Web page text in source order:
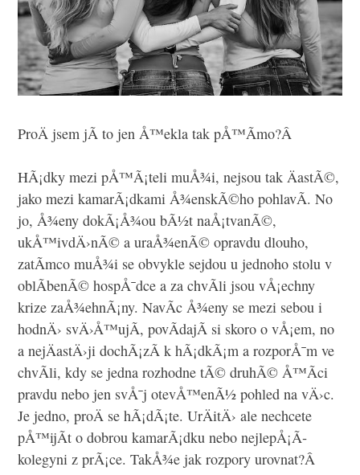
ProÄ jsem jÃ­ to jen Å™ekla tak pÅ™Ã­mo?Â
HÃ¡dky mezi pÅ™Ã¡teli muÅ¾i, nejsou tak ÄastÃ©,
jako mezi kamarÃ¡dkami Å¾enskÃ©ho pohlavÃ­. No
jo, Å¾eny dokÃ¡Å¾ou bÃ½t naÅ¡tvanÃ©,
ukÅ™ivdÄ›nÃ© a uraÅ¾enÃ© opravdu dlouho,
zatÃ­mco muÅ¾i se obvykle sejdou u jednoho stolu v
oblÃ­benÃ© hospÅ¯dce a za chvÃ­li jsou vÅ¡echny
krize zaÅ¾ehnÃ¡ny. NavÃ­c Å¾eny se mezi sebou i
hodnÄ› svÄ›Å™ujÃ­, povÃ­dajÃ­ si skoro o vÅ¡em, no
a nejÄastÄ›ji dochÃ¡zÃ­ k hÃ¡dkÃ¡m a rozporÅ¯m ve
chvÃ­li, kdy se jedna rozhodne tÃ© druhÃ© Å™Ã­ci
pravdu nebo jen svÅ¯j otevÅ™enÃ½ pohled na vÄ›c.
Je jedno, proÄ se hÃ¡dÃ¡te. UrÄitÄ› ale nechcete
pÅ™ijÃ­t o dobrou kamarÃ¡dku nebo nejlepÅ¡Ã­
kolegyni z prÃ¡ce. TakÅ¾e jak rozpory urovnat?Â